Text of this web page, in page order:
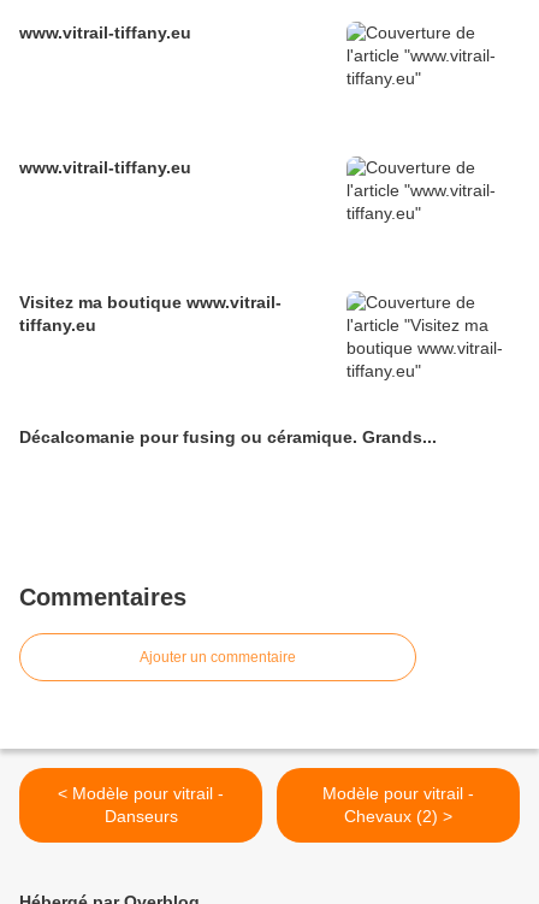
www.vitrail-tiffany.eu
www.vitrail-tiffany.eu
Visitez ma boutique www.vitrail-
tiffany.eu
Décalcomanie pour fusing ou céramique. Grands...
Commentaires
Ajouter un commentaire
< Modèle pour vitrail -
Danseurs
Modèle pour vitrail -
Chevaux (2) >